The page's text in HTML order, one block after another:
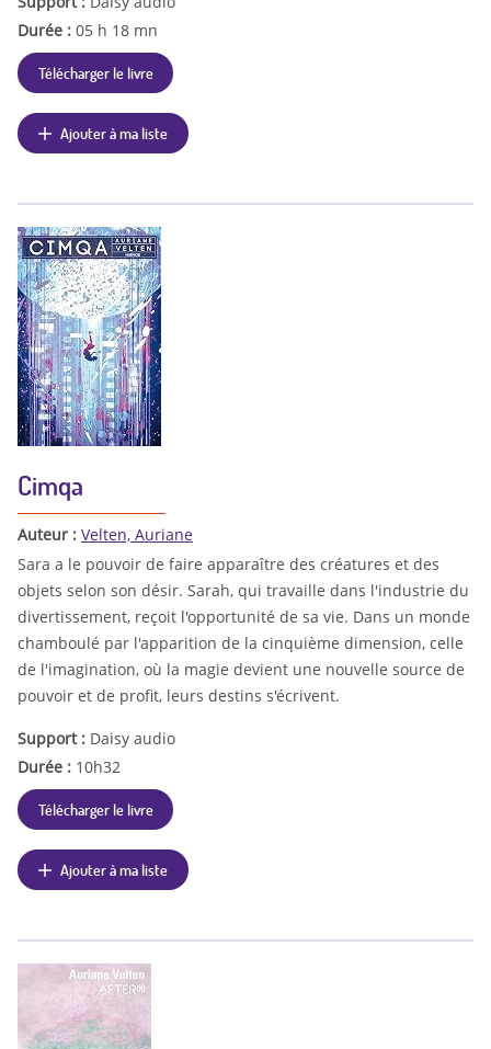
Durée : 05 h 18 mn
Télécharger le livre
Ajouter à ma liste
Cimqa
Auteur : Velten, Auriane
Sara a le pouvoir de faire apparaître des créatures et des
objets selon son désir. Sarah, qui travaille dans l'industrie du
divertissement, reçoit l'opportunité de sa vie. Dans un monde
chamboulé par l'apparition de la cinquième dimension, celle
de l'imagination, où la magie devient une nouvelle source de
pouvoir et de profit, leurs destins s'écrivent.
Support : Daisy audio
Durée : 10h32
Télécharger le livre
Ajouter à ma liste